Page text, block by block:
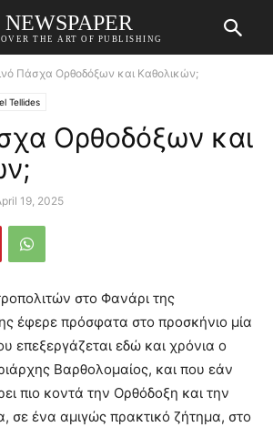
NEWSPAPER
THE ART OF PUBLISHING
Πάσχα Ορθοδόξων και Καθολικών;
Tellides
Ορθοδόξων και
19, 2025
στο Φανάρι της
έφερε πρόσφατα στο προσκήνιο μία
επεξεργάζεται εδώ και χρόνια ο
Βαρθολομαίος, και που εάν
πιο κοντά την Ορθόδοξη και την
σε ένα αμιγώς πρακτικό ζήτημα, στο